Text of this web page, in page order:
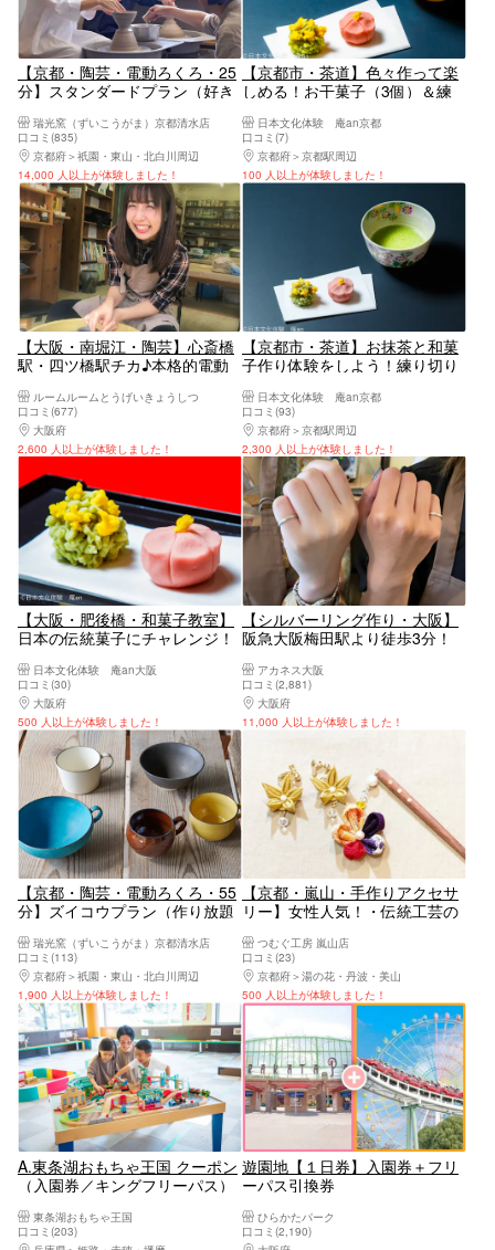
【京都・陶芸・電動ろくろ・25
分】スタンダードプラン（好き
ン）瑞光窯（ずいこうがま）京都清水店
口コミ(835)
京都府
祇園・東山・北白川周辺
14,000 人以上が体験しました！
【京都市・茶道】色々作って楽
しめる！お干菓子（3個）＆練
日本文化体験 庵an京都
口コミ(7)
京都府
京都駅周辺
100 人以上が体験しました！
【大阪・南堀江・陶芸】心斎橋
駅・四ツ橋駅チカ♪本格的電動
じめてでも安心！カッコいい器
をつくろう
ルームルームとうげいきょうしつ
口コミ(677)
大阪府
大阪駅・梅田駅・福島・淀屋橋・本町
2,600 人以上が体験しました！
【京都市・茶道】お抹茶と和菓
子作り体験をしよう！練り切り
日本文化体験 庵an京都
口コミ(93)
京都府
京都駅周辺
2,300 人以上が体験しました！
【大阪・肥後橋・和菓子教室】
日本の伝統菓子にチャレンジ！
日本文化体験 庵an大阪
口コミ(30)
大阪府
大阪駅・梅田駅・福島・淀屋橋・本町
500 人以上が体験しました！
【シルバーリング作り・大阪】
阪急大阪梅田駅より徒歩3分！
やすい丁寧な指導で「思い出と
共に」一品物作り
アカネス大阪
口コミ(2,881)
大阪府
11,000 人以上が体験しました！
【京都・陶芸・電動ろくろ・55
分】ズイコウプラン（作り放題
瑞光窯（ずいこうがま）京都清水店
口コミ(113)
京都府
祇園・東山・北白川周辺
1,900 人以上が体験しました！
【京都・嵐山・手作りアクセサ
リー】女性人気！・伝統工芸の
つむぐ工房 嵐山店
口コミ(23)
京都府
湯の花・丹波・美山
500 人以上が体験しました！
A.東条湖おもちゃ王国 クーポン
（入園券／キングフリーパス）
東条湖おもちゃ王国
口コミ(203)
遊園地【１日券】入園券＋フリ
ーパス引換券
ひらかたパーク
口コミ(2,190)